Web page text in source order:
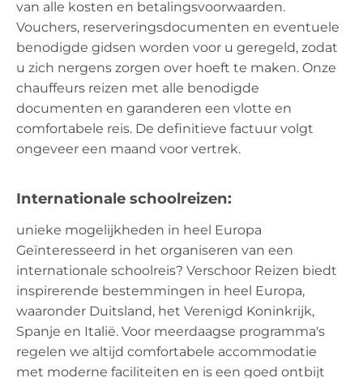
van alle kosten en betalingsvoorwaarden.
Vouchers, reserveringsdocumenten en eventuele
benodigde gidsen worden voor u geregeld, zodat
u zich nergens zorgen over hoeft te maken. Onze
chauffeurs reizen met alle benodigde
documenten en garanderen een vlotte en
comfortabele reis. De definitieve factuur volgt
ongeveer een maand voor vertrek.
Internationale schoolreizen:
unieke mogelijkheden in heel Europa
Geïnteresseerd in het organiseren van een
internationale schoolreis? Verschoor Reizen biedt
inspirerende bestemmingen in heel Europa,
waaronder Duitsland, het Verenigd Koninkrijk,
Spanje en Italië. Voor meerdaagse programma's
regelen we altijd comfortabele accommodatie
met moderne faciliteiten en is een goed ontbijt